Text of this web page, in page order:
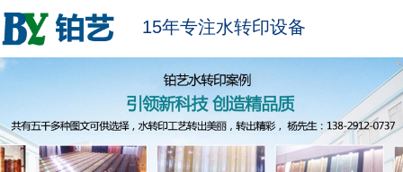
15年专注水转印设备